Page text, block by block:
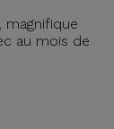
magnifique
au mois de